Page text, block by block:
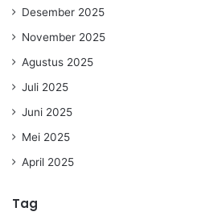
Desember 2025
November 2025
Agustus 2025
Juli 2025
Juni 2025
Mei 2025
April 2025
Tag